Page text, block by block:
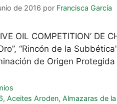
de 2016 por Francisca García
OIL COMPETITION’ DE
“Rincón de la
de Origen
,Aceites Aroden,Almazaras de